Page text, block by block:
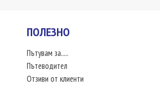
ПОЛЕЗНО
Пътувам за.....
Пътеводител
Отзиви от клиенти